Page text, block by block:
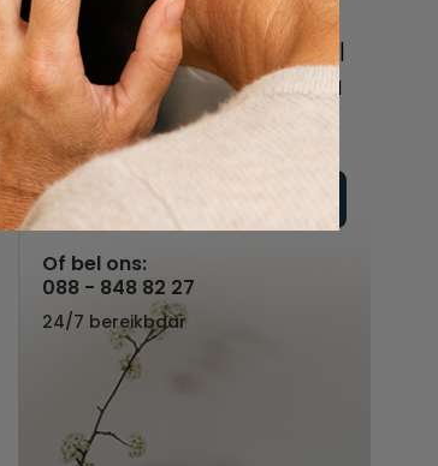
Beschrijf uw wensen
online of bel ons geheel
vrijblijvend voor hulp na
een overlijden.
Vul hier uw wensen in
Of bel ons:
088 - 848 82 27
24/7 bereikbaar